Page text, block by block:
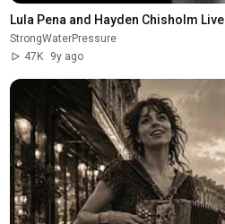
Lula Pena and Hayden Chisholm Live
StrongWaterPressure
47K
9y ago